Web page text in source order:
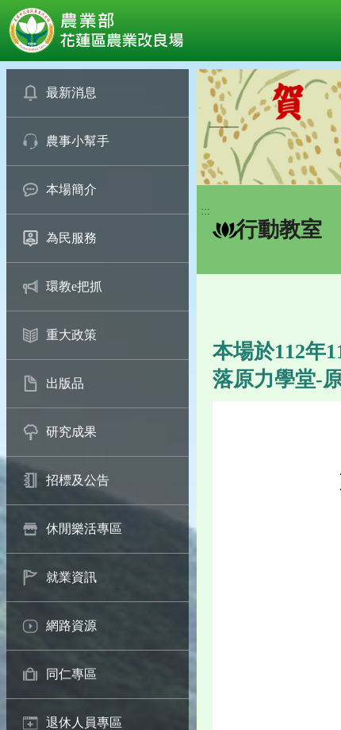
最新消息
農事小幫手
本場簡介
為民服務
環教e把抓
重大政策
出版品
研究成果
招標及公告
休閒樂活專區
就業資訊
網路資源
同仁專區
退休人員專區
:::
行動教室
本場於112年
落原力學堂-